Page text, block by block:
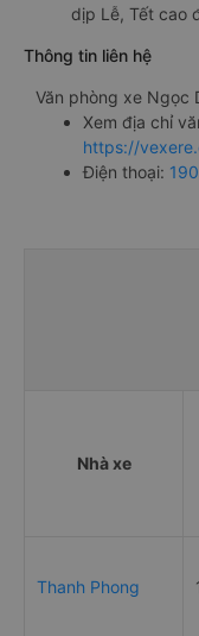
dịp Lễ, Tết cao
Thông tin liên hệ
Văn phòng xe Ngọc
Xem địa chỉ
https://
Điện thoại:
Nhà xe
Thanh Phong